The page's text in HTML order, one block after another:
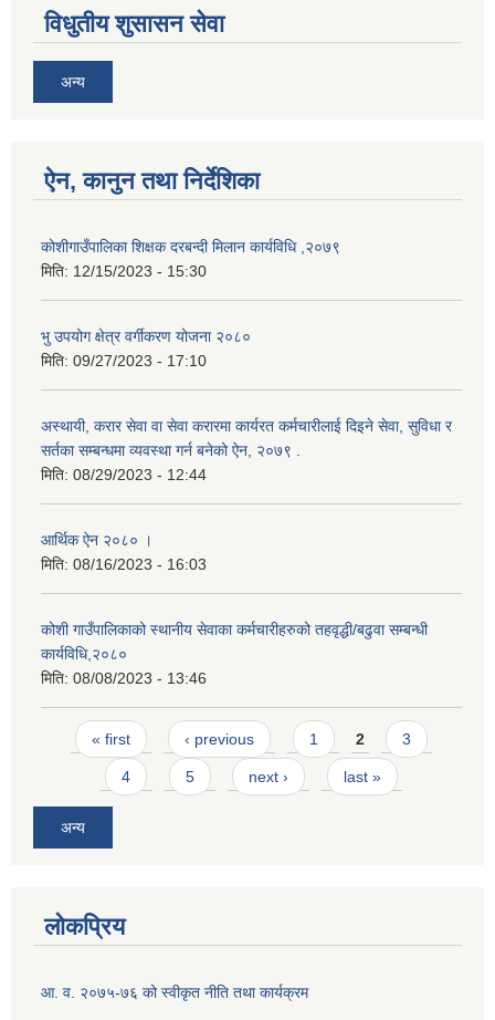
विधुतीय शुसासन सेवा
अन्य
ऐन, कानुन तथा निर्देशिका
कोशीगाउँपालिका शिक्षक दरबन्दी मिलान कार्यविधि ,२०७९
मिति: 12/15/2023 - 15:30
भु उपयोग क्षेत्र वर्गीकरण योजना २०८०
मिति: 09/27/2023 - 17:10
अस्थायी, करार सेवा वा सेवा करारमा कार्यरत कर्मचारीलाई दिइने सेवा, सुविधा र
सर्तका सम्बन्धमा व्यवस्था गर्न बनेको ऐन, २०७९ ‍.
मिति: 08/29/2023 - 12:44
आर्थिक ऐन २०८० ।
मिति: 08/16/2023 - 16:03
कोशी गाउँपालिकाको स्थानीय सेवाका कर्मचारीहरुको तहवृद्धी/बढुवा सम्बन्धी
कार्यविधि,२०८०
मिति: 08/08/2023 - 13:46
Pages
« first ‹ previous 1 2 3
4 5 next › last »
अन्य
लोकप्रिय
आ. व. २०७५-७६ को स्वीकृत नीति तथा कार्यक्रम